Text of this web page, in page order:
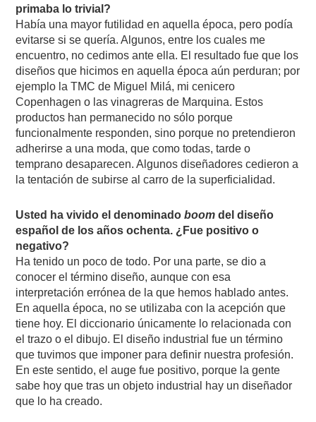
primaba lo trivial?
Había una mayor futilidad en aquella época, pero podía
evitarse si se quería. Algunos, entre los cuales me
encuentro, no cedimos ante ella. El resultado fue que los
diseños que hicimos en aquella época aún perduran; por
ejemplo la TMC de Miguel Milá, mi cenicero
Copenhagen o las vinagreras de Marquina. Estos
productos han permanecido no sólo porque
funcionalmente responden, sino porque no pretendieron
adherirse a una moda, que como todas, tarde o
temprano desaparecen. Algunos diseñadores cedieron a
la tentación de subirse al carro de la superficialidad.
Usted ha vivido el denominadoboom del diseño
español de los años ochenta. ¿Fue positivo o
negativo?
Ha tenido un poco de todo. Por una parte, se dio a
conocer el término diseño, aunque con esa
interpretación errónea de la que hemos hablado antes.
En aquella época, no se utilizaba con la acepción que
tiene hoy. El diccionario únicamente lo relacionada con
el trazo o el dibujo. El diseño industrial fue un término
que tuvimos que imponer para definir nuestra profesión.
En este sentido, el auge fue positivo, porque la gente
sabe hoy que tras un objeto industrial hay un diseñador
que lo ha creado.